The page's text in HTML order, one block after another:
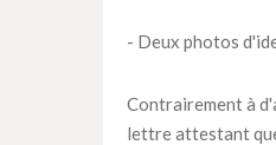
- Deux photos
Contrairement à
lettre attestant